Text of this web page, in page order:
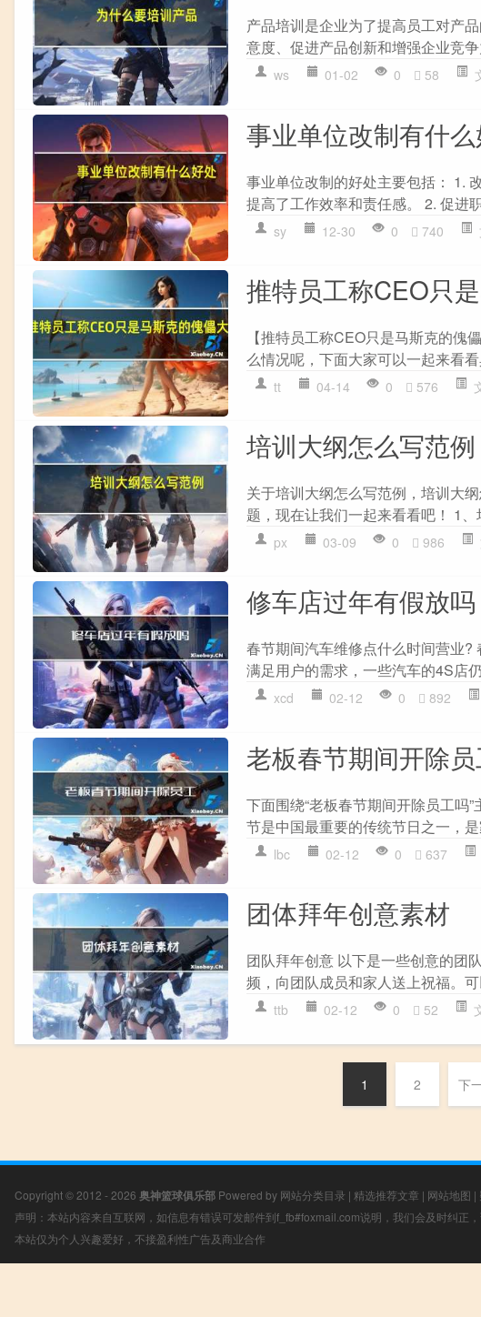
产品培训是企业为了提高员工对产
意度、促进产品创新和增强企业竞
ws 01-02 0 58
事业单位改制有什
事业单位改制的好处主要包括： 1.
提高了工作效率和责任感。 2. 促进
sy 12-30 0 740
推特员工称CEO只
【推特员工称CEO只是马斯克的
么情况呢，下面大家可以一起来看
tt 04-14 0 576
培训大纲怎么写范例
关于培训大纲怎么写范例，培训大
题，现在让我们一起来看看吧！
px 03-09 0 986
修车店过年有假放吗
春节期间汽车维修点什么时间营业?
满足用户的需求，一些汽车的4S店
xcd 02-12 0 892
老板春节期间开除
下面围绕“老板春节期间开除员工吗
节是中国最重要的传统节日之一，
lbc 02-12 0 637
团体拜年创意素材
团队拜年创意 以下是一些创意的团
频，向团队成员和家人送上祝福。
ttb 02-12 0 52
1 2 下
Copyright © 2012 - 2026 奥神篮球俱乐部 Powered by 网站分类目录 | 精选推荐文章 | 网站地图 |
声明：本站内容来自互联网，如信息有错误可发邮件到f_fb#foxmail.com说明，我们会及时纠正
本站仅为个人兴趣爱好，不接盈利性广告及商业合作